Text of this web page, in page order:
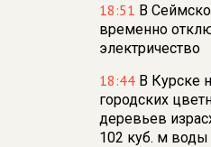
18:51 В
временно
электричество
18:44 В Курске
городских
деревьев
102 куб. м